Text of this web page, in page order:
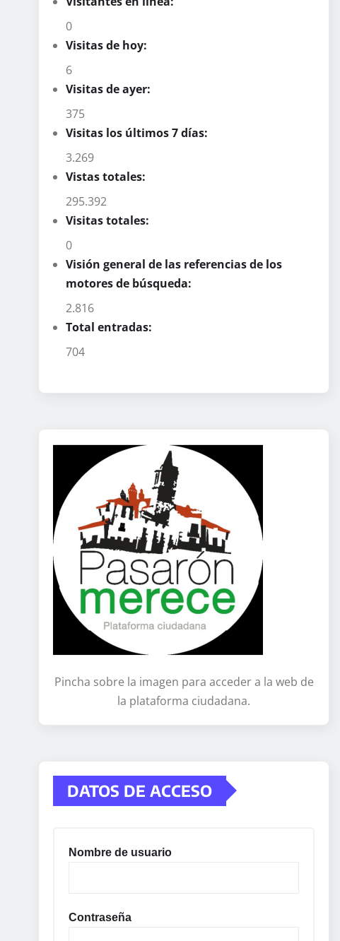
0
Visitas de hoy:
6
Visitas de ayer:
375
Visitas los últimos 7 días:
3.269
Vistas totales:
295.392
Visitas totales:
0
Visión general de las referencias de los
motores de búsqueda:
2.816
Total entradas:
704
Pincha sobre la imagen para acceder a la web de
la plataforma ciudadana.
DATOS DE ACCESO
Nombre de usuario
Contraseña